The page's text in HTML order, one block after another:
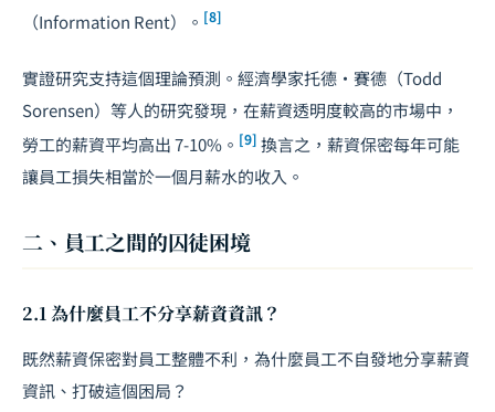
（Information Rent）。 [8]
實證研究支持這個理論預測。經濟學家托德・賽德（Todd
Sorensen）等人的研究發現，在薪資透明度較高的市場中，
勞工的薪資平均高出 7-10%。 [9] 換言之，薪資保密每年可能
讓員工損失相當於一個月薪水的收入。
二、員工之間的囚徒困境
2.1 為什麼員工不分享薪資資訊？
既然薪資保密對員工整體不利，為什麼員工不自發地分享薪資
資訊、打破這個困局？